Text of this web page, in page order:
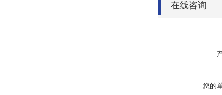
在线咨询
您的